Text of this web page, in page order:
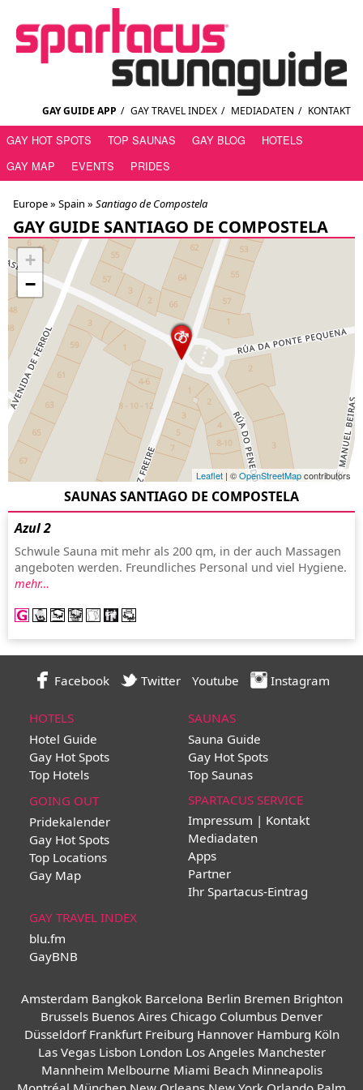
GAY GUIDE APP / GAY TRAVEL INDEX / MEDIADATEN / KONTAKT
GAY HOT SPOTS TOP SAUNAS GAY BLOG
HOTELS
GAY MAP
EVENTS PRIDES
Europe » Spain » Santiago de Compostela
GAY GUIDE SANTIAGO DE COMPOSTELA
+
−
Leaflet | ©OpenStreetMapcontributors
SAUNAS SANTIAGO DE COMPOSTELA
Azul 2
Schwule Sauna mit mehr als 200 qm, in der auch Massagen
angeboten werden. Freundliches Personal und viel Hygiene.
mehr…
Facebook Twitter Youtube Instagram
HOTELS
Hotel Guide
Gay Hot Spots
Top Hotels
SAUNAS
Sauna Guide
Gay Hot Spots
Top Saunas
GOING OUT
Pridekalender
Gay Hot Spots
Top Locations
Gay Map
SPARTACUS SERVICE
Impressum | Kontakt
Mediadaten
Apps
Partner
Ihr Spartacus-Eintrag
GAY TRAVEL INDEX
blu.fm
GayBNB
Amsterdam Bangkok Barcelona Berlin Bremen Brighton
Brussels Buenos Aires Chicago Columbus Denver
Düsseldorf Frankfurt Freiburg Hannover Hamburg Köln
Las Vegas Lisbon London Los Angeles Manchester
Mannheim Melbourne Miami Beach Minneapolis